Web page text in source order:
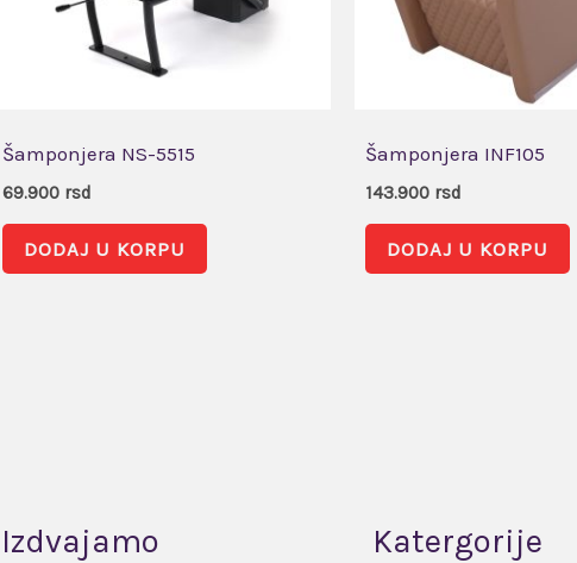
Šamponjera NS-5515
69.900 rsd
DODAJ U KORPU
Šamponjera INF105
143.900 rsd
DODAJ U KORPU
Izdvajamo Katergorije